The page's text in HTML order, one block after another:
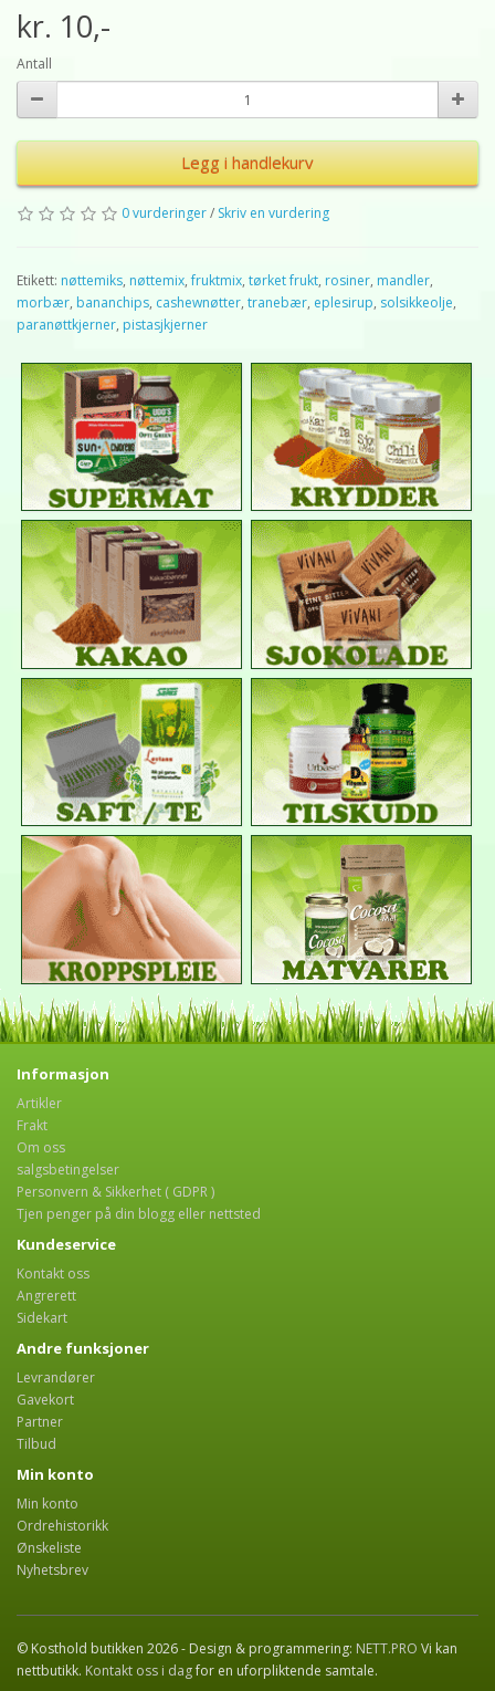
kr. 10,-
Antall
Legg i handlekurv
0 vurderinger/ Skriv en vurdering
Etikett: nøttemiks, nøttemix,fruktmix, tørket frukt, rosiner, mandler,
morbær, bananchips, cashewnøtter, tranebær, eplesirup, solsikkeolje,
paranøttkjerner, pistasjkjerner
Informasjon
Artikler
Frakt
Om oss
salgsbetingelser
Personvern & Sikkerhet ( GDPR )
Tjen penger på din blogg eller nettsted
Kundeservice
Kontakt oss
Angrerett
Sidekart
Andre funksjoner
Levrandører
Gavekort
Partner
Tilbud
Min konto
Min konto
Ordrehistorikk
Ønskeliste
Nyhetsbrev
© Kosthold butikken 2026 - Design & programmering: NETT.PRO Vi kan
nettbutikk. Kontakt oss i dagfor en uforpliktende samtale.